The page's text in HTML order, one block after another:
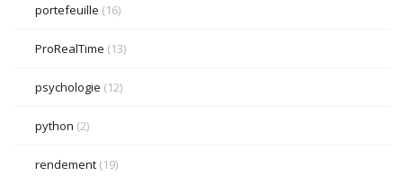
portefeuille (16)
ProRealTime (13)
psychologie (12)
python (2)
rendement (19)